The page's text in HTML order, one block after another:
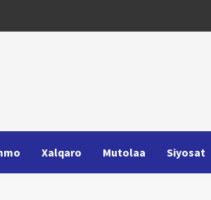
Xalqaro Mutolaa Siyosat